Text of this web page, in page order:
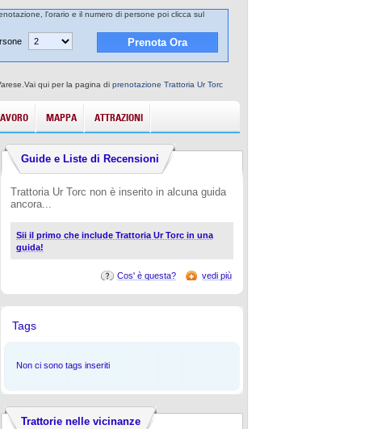
l'orario e il numero di persone poi clicca sul
qui per la pagina di prenotazione Trattoria Ur Torc
MAPPA ATTRAZIONI
Guide e Liste di Recensioni
Trattoria Ur Torc non è inserito in alcuna guida
ancora...
Sii il primo che include Trattoria Ur Torc in una
guida!
Cos' è questa? vedi più
Tags
Non ci sono tags inseriti
Trattorie nelle vicinanze